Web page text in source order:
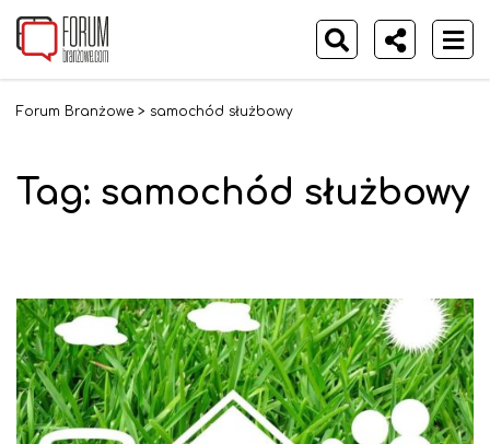
Forum Branżowe > samochód służbowy
Tag: samochód służbowy